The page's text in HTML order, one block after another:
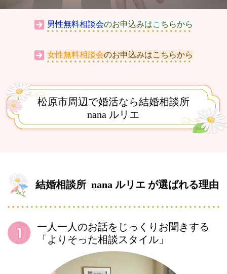
男性無料相談会のお申込みはこちらから
女性無料相談会のお申込みはこちらから
松原市周辺で婚活なら結婚相談所
nana ルリエ
結婚相談所 nana ルリエ が選ばれる理由
一人一人のお話をじっくりお聞きする
「よりそった相談スタイル」